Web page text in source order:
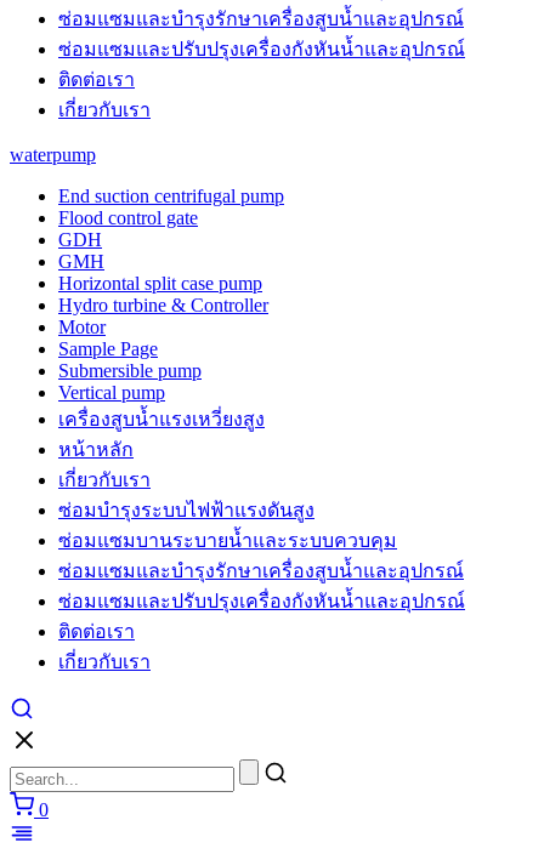
ซ่อมแซมและบำรุงรักษาเครื่องสูบน้ำและอุปกรณ์
ซ่อมแซมและปรับปรุงเครื่องกังหันน้ำและอุปกรณ์
ติดต่อเรา
เกี่ยวกับเรา
waterpump
End suction centrifugal pump
Flood control gate
GDH
GMH
Horizontal split case pump
Hydro turbine & Controller
Motor
Sample Page
Submersible pump
Vertical pump
เครื่องสูบน้ำแรงเหวี่ยงสูง
หน้าหลัก
เกี่ยวกับเรา
ซ่อมบำรุงระบบไฟฟ้าแรงดันสูง
ซ่อมแซมบานระบายน้ำและระบบควบคุม
ซ่อมแซมและบำรุงรักษาเครื่องสูบน้ำและอุปกรณ์
ซ่อมแซมและปรับปรุงเครื่องกังหันน้ำและอุปกรณ์
ติดต่อเรา
เกี่ยวกับเรา
0